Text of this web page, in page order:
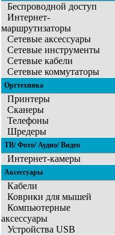
Беспроводной доступ
Интернет-
маршрутизаторы
Сетевые аксессуары
Сетевые инструменты
Сетевые кабели
Сетевые коммутаторы
Оргтехника
Принтеры
Сканеры
Телефоны
Шредеры
ТВ/ Фото/ Аудио/ Видео
Интернет-камеры
Аксессуары
Кабели
Коврики для мышей
Компьютерные
аксессуары
Устройства USB